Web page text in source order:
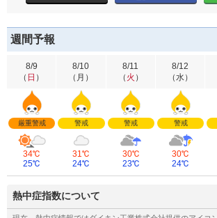
週間予報
8/9
（ 日 ）
厳重警戒
34℃
25℃
8/10
（ 月 ）
警戒
31℃
24℃
8/11
（ 火 ）
警戒
30℃
23℃
8/12
（水）
警戒
30℃
24℃
熱中症指数について